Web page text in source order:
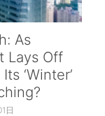
As
Lays Off
‘Winter’
日